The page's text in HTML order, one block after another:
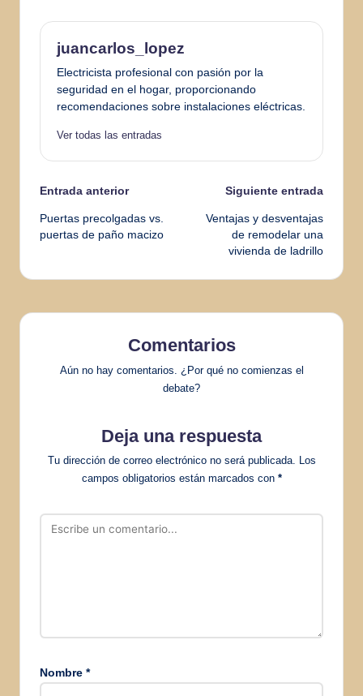
juancarlos_lopez
Electricista profesional con pasión por la
seguridad en el hogar, proporcionando
recomendaciones sobre instalaciones eléctricas.
Ver todas las entradas
Navegación
de
Entrada anterior
Puertas precolgadas vs.
puertas de paño macizo
Siguiente entrada
Ventajas y desventajas
de remodelar una
vivienda de ladrillo
Comentarios
Aún no hay comentarios. ¿Por qué no comienzas el
debate?
Deja una respuesta
Tu dirección de correo electrónico no será publicada. Los
campos obligatorios están marcados con *
Nombre *